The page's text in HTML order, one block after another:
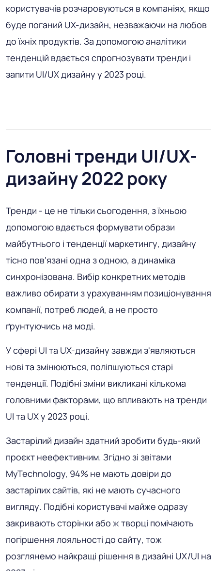
користувачів розчаровуються в компаніях, якщо
буде поганий UX-дизайн, незважаючи на любов
до їхніх продуктів. За допомогою аналітики
тенденцій вдається спрогнозувати тренди і
запити UI/UX дизайну у 2023 році.
Головні тренди UI/UX-
дизайну 2022 року
Тренди - це не тільки сьогодення, з їхньою
допомогою вдається формувати образи
майбутнього і тенденції маркетингу, дизайну
тісно пов'язані одна з одною, а динаміка
синхронізована. Вибір конкретних методів
важливо обирати з урахуванням позиціонування
компанії, потреб людей, а не просто
ґрунтуючись на моді.
У сфері UI та UX-дизайну завжди з'являються
нові та змінюються, поліпшуються старі
тенденції. Подібні зміни викликані кількома
головними факторами, що впливають на тренди
UI та UX у 2023 році.
Застарілий дизайн здатний зробити будь-який
проєкт неефективним. Згідно зі звітами
MyTechnology, 94% не мають довіри до
застарілих сайтів, які не мають сучасного
вигляду. Подібні користувачі майже одразу
закривають сторінки або ж творці помічають
погіршення лояльності до сайту, тож
розглянемо найкращі рішення в дизайні UX/UI на